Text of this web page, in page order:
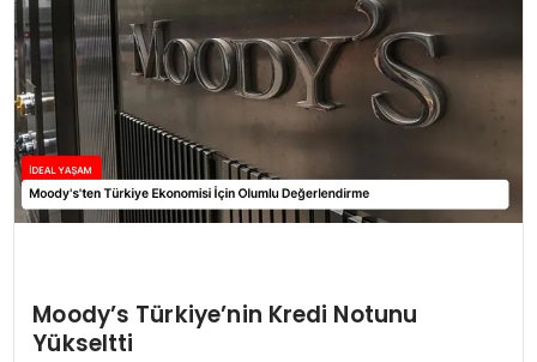
Moody’s Türkiye’nin Kredi Notunu
Yükseltti